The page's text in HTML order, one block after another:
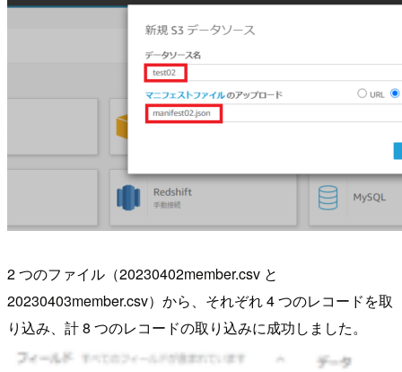
2 つのファイル（20230402member.csv と
20230403member.csv）から、それぞれ 4 つのレコードを取
り込み、計 8 つのレコードの取り込みに成功しました。